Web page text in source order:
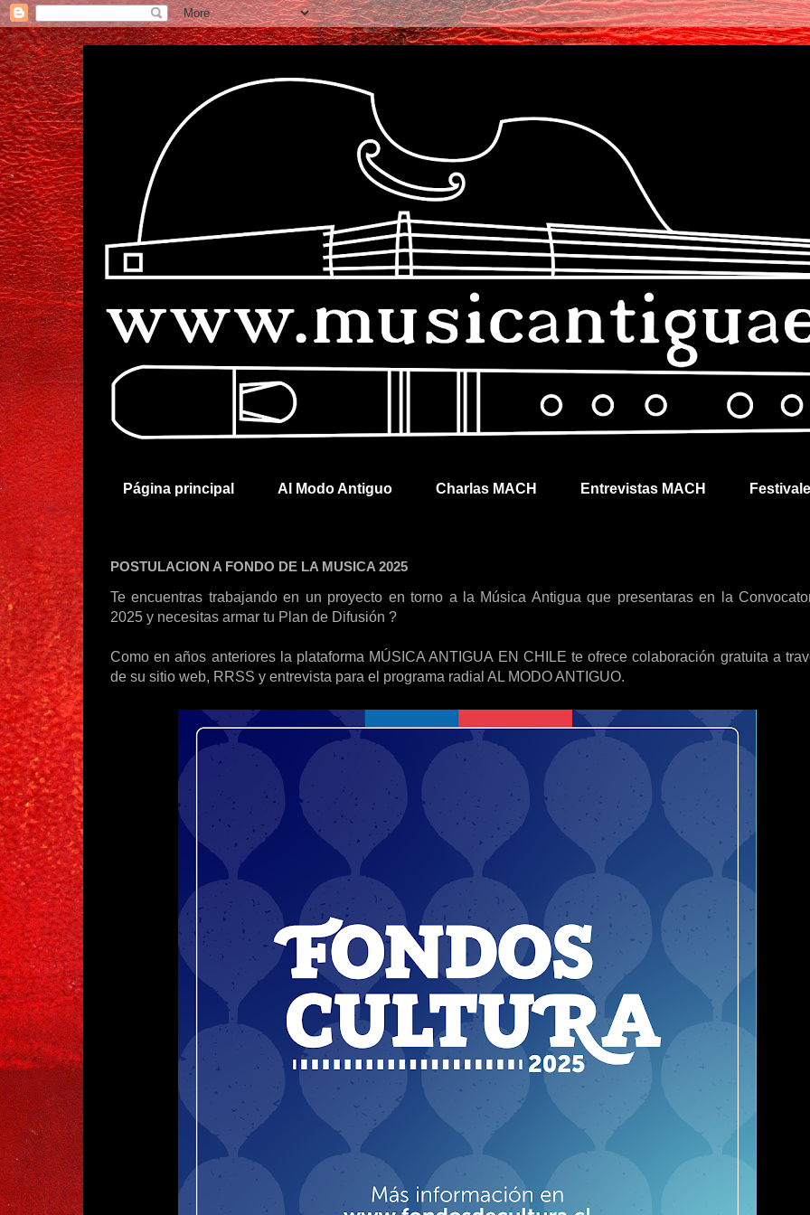
Página principal Al Modo Antiguo Charlas MACH Entrevistas MACH
POSTULACION A FONDO DE LA MUSICA 2025
Te encuentras trabajando en un proyecto en torno a la Música Antigua que presentaras en la
2025 y necesitas armar tu Plan de Difusión ?
Como en años anteriores la plataforma MÚSICA ANTIGUA EN CHILE te ofrece colaboración gratuita a
de su sitio web, RRSS y entrevista para el programa radial AL MODO ANTIGUO.